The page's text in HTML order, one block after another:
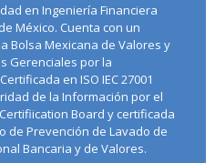
en Ingeniería Financiera
México. Cuenta con un
Bolsa Mexicana de Valores y
Gerenciales por la
en ISO IEC 27001
de la Información por el
Board y certificada
de Prevención de Lavado de
Bancaria y de Valores.